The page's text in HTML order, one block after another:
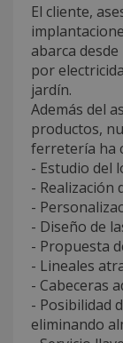
El cliente,
abarca
por
jardín.
Además del
productos,
ferretería ha
- Estudio del
- Realización
-
- Diseño de
- Propuesta
- Lineales
- Cabeceras
- Posibilidad
eliminando